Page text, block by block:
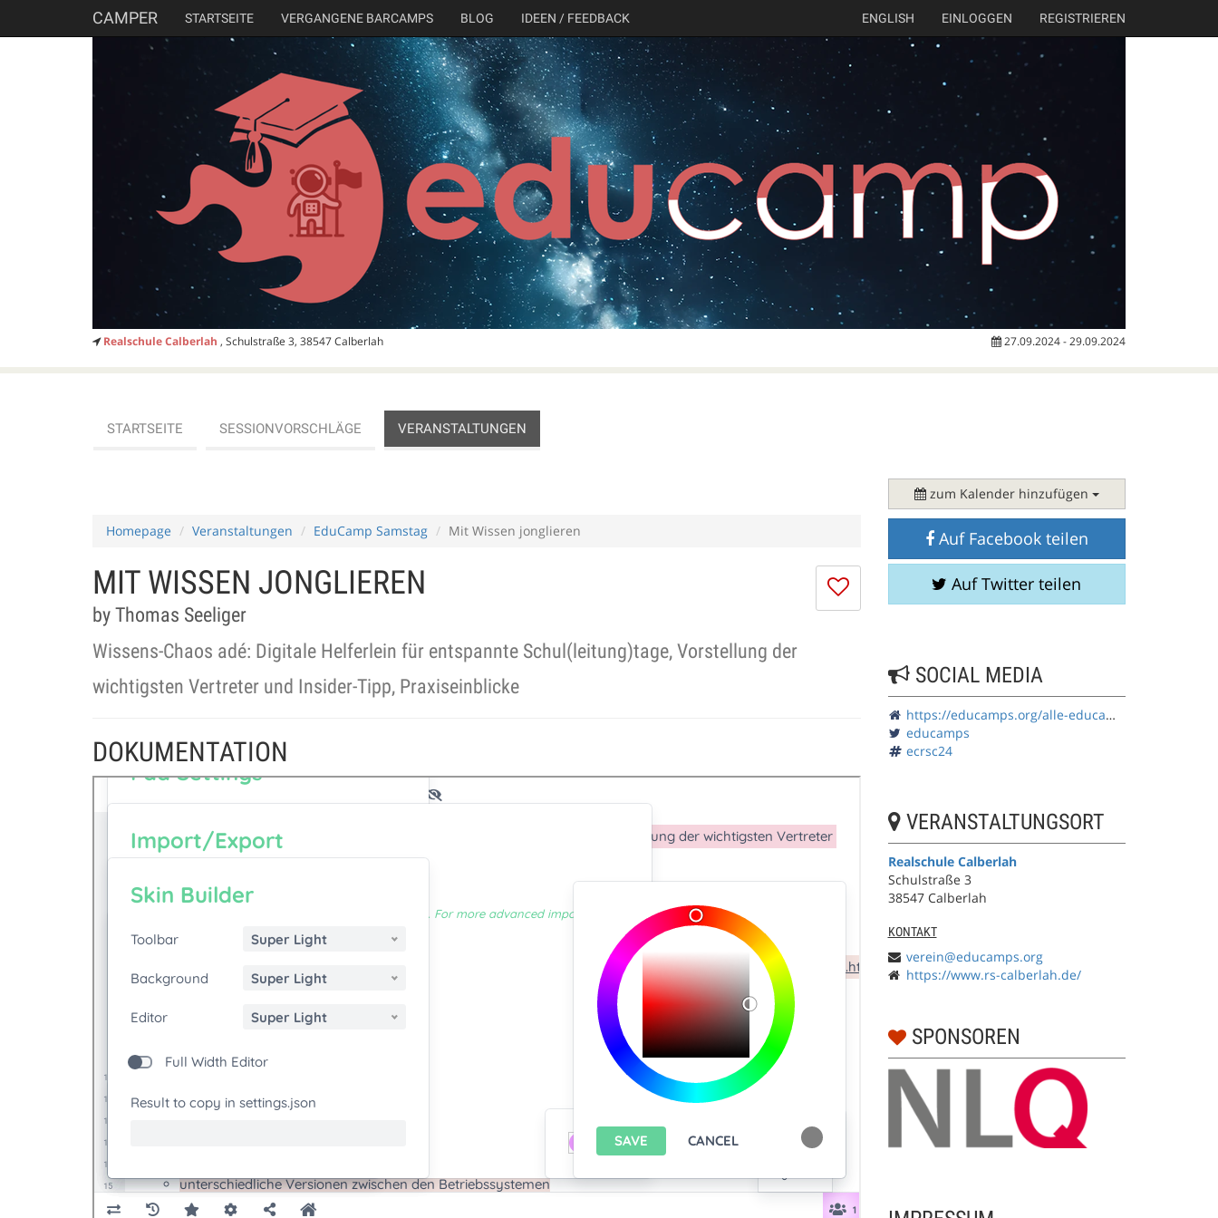
CAMPER STARTSEITE VERGANGENE BARCAMPS BLOG IDEEN / FEEDBACK ENGLISH EINLOGGEN REGISTRIEREN
Realschule Calberlah , Schulstraße 3, 38547 Calberlah 27.09.2024 - 29.09.2024
STARTSEITE SESSIONVORSCHLÄGE VERANSTALTUNGEN
Homepage Veranstaltungen EduCamp Samstag Mit Wissen jonglieren
Ich
mag
nicht
MIT WISSEN JONGLIEREN
by Thomas Seeliger
Wissens-Chaos adé: Digitale Helferlein für entspannte Schul(leitung)tage, Vorstellung der
wichtigsten Vertreter und Insider-Tipp, Praxiseinblicke
DOKUMENTATION
zum Kalender hinzufügen
Auf Facebook teilen
Auf Twitter teilen
SOCIAL MEDIA
https://educamps.org/alle-educamps/ecrsc24/
educamps
ecrsc24
VERANSTALTUNGSORT
Realschule Calberlah
Schulstraße 3
38547 Calberlah
KONTAKT
verein@educamps.org
https://www.rs-calberlah.de/
SPONSOREN